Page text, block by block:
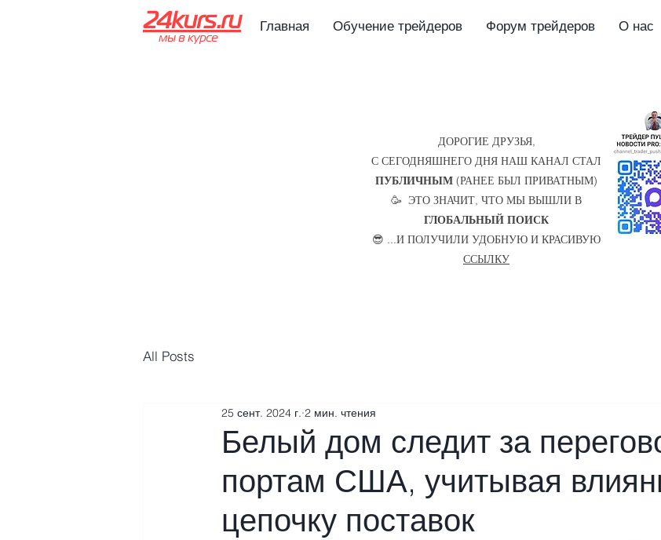
24kurs.ru
мы в курсе
Главная Обучение трейдеров Форум трейдеров О нас
ДОРОГИЕ ДРУЗЬЯ,
С СЕГОДНЯШНЕГО ДНЯ НАШ КАНАЛ СТАЛ
ПУБЛИЧНЫМ (РАНЕЕ БЫЛ ПРИВАТНЫМ)
🥳 ЭТО ЗНАЧИТ, ЧТО МЫ ВЫШЛИ В
ГЛОБАЛЬНЫЙ ПОИСК
😎 ...И ПОЛУЧИЛИ УДОБНУЮ И КРАСИВУЮ
ССЫЛКУ
All Posts
Белый дом следит за
портам США, учитывая
цепочку поставок
25 сент. 2024 г. 2 мин. чтения